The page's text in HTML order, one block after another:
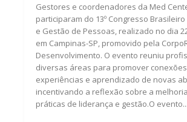
Gestores e coordenadores da Med
participaram do 13º Congresso
e Gestão de Pessoas, realizado no dia
em Campinas-SP, promovido pela
Desenvolvimento. O evento reuniu
diversas áreas para promover
experiências e aprendizado de novas
incentivando a reflexão sobre a
práticas de liderança e gestão.O evento...